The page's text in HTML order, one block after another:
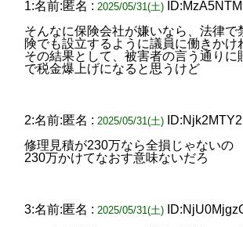
1:名前:匿名 : 2025/05/31(土)
そんなに保険会社が嫌いなら、法律で
険でも設立するように議員に働きかけ
その結果として、被害者の言う通りに
で税金爆上げになると思うけど
2:名前:匿名 : 2025/05/31(土)
修理見積が230万なら全損じゃない
230万かけてなおす意味ないだろ
3:名前:匿名 : 2025/05/31(土)